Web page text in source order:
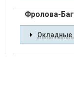
Фролова-
Окладные